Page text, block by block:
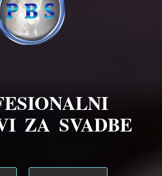
ZA SVADBE